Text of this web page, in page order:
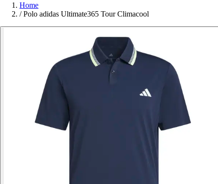
Home
/ Polo adidas Ultimate365 Tour Climacool